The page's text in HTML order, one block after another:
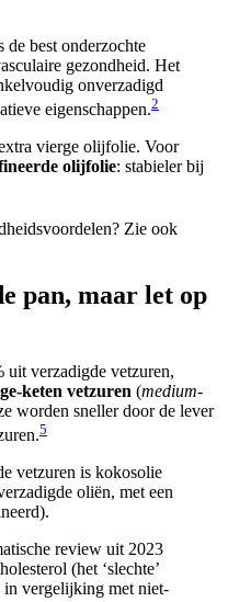
best onderzochte
gezondheid. Het
onverzadigd
eigenschappen.2
vierge olijfolie. Voor
olijfolie: stabieler bij
Zie ook
pan, maar let op
uit verzadigde vetzuren,
keten vetzuren (medium-
worden sneller door de lever
5
vetzuren is kokosolie
oliën, met een
review uit 2023
(het ‘slechte’
in vergelijking met niet-